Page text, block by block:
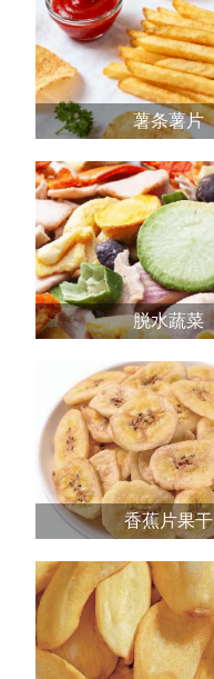
薯条薯片
脱水蔬菜
香蕉片果干